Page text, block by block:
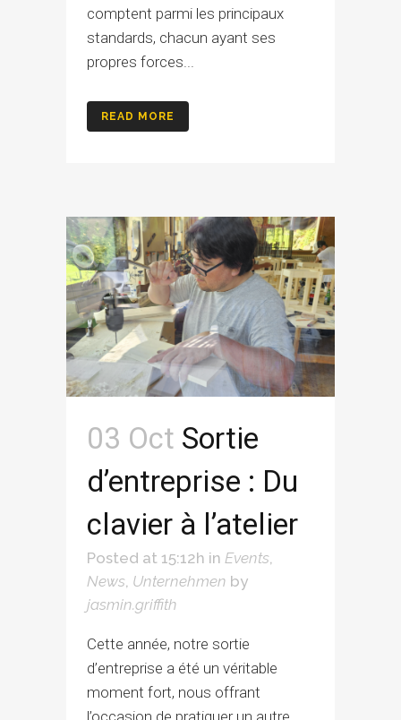
comptent parmi les principaux
standards, chacun ayant ses
propres forces...
READ MORE
03 Oct Sortie
d’entreprise : Du
clavier à l’atelier
Posted at 15:12h in Events,
News, Unternehmen by
jasmin.griffith
Cette année, notre sortie
d’entreprise a été un véritable
moment fort, nous offrant